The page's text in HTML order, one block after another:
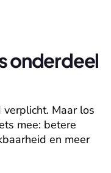
onderdeel
Maar los
mee: betere
en meer